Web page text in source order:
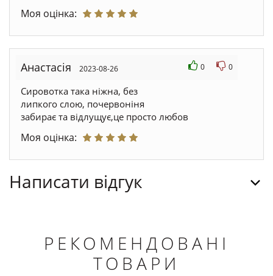
Моя оцінка:
Анастасія 2023-08-26 0 0
Сировотка така ніжна, без
липкого слою, почервоніня
забирає та відлущує,це просто любов
Моя оцінка:
Написати відгук
РЕКОМЕНДОВАНІ
ТОВАРИ